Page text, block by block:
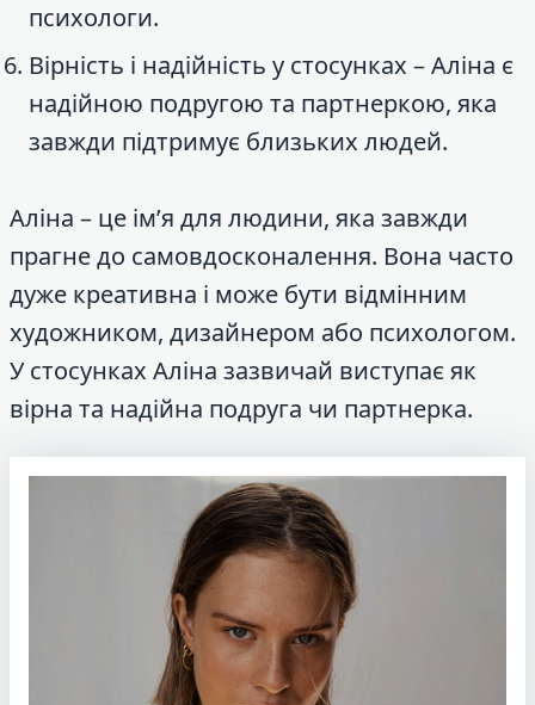
психологи.
Вірність і надійність у стосунках – Аліна є
надійною подругою та партнеркою, яка
завжди підтримує близьких людей.
Аліна – це ім’я для людини, яка завжди
прагне до самовдосконалення. Вона часто
дуже креативна і може бути відмінним
художником, дизайнером або психологом.
У стосунках Аліна зазвичай виступає як
вірна та надійна подруга чи партнерка.